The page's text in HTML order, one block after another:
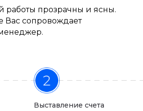
работы прозрачны и ясны.
Вас сопровождает
Выставление счета
процесса
котором клиент
-
В НУЖНЫЙ СРОК